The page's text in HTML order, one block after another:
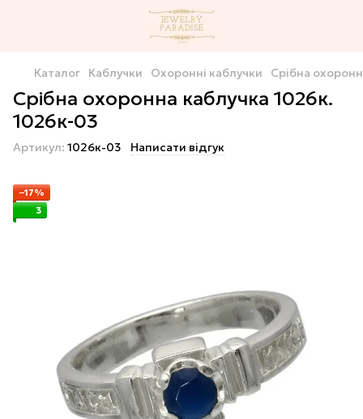
Каталог Каблучки Охоронні каблучки Срібна
Срібна охоронна каблучка 1026к.
1026к-03
Артикул: 1026к-03 Написати відгук
−17%
3